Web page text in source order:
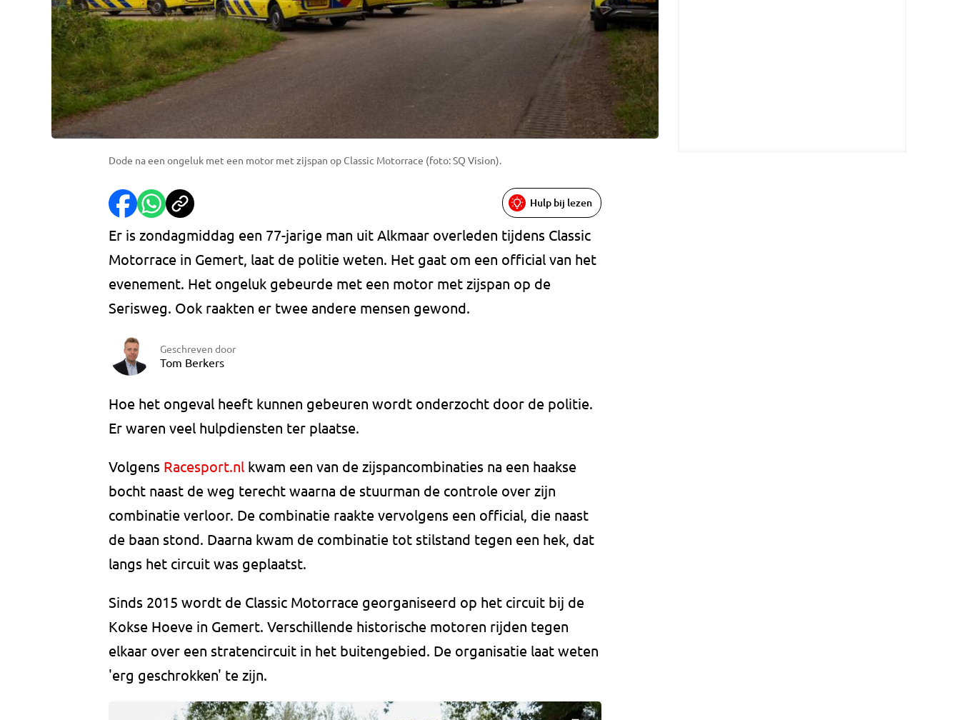
Dode na een ongeluk met een motor met zijspan op Classic Motorrace (foto: SQ Vision).
Hulp bij lezen
Er is zondagmiddag een 77-jarige man uit Alkmaar overleden tijdens Classic
Motorrace in Gemert, laat de politie weten. Het gaat om een official van het
evenement. Het ongeluk gebeurde met een motor met zijspan op de
Serisweg. Ook raakten er twee andere mensen gewond.
Geschreven door
Tom Berkers
Hoe het ongeval heeft kunnen gebeuren wordt onderzocht door de politie.
Er waren veel hulpdiensten ter plaatse.
Volgens Racesport.nl kwam een van de zijspancombinaties na een haakse
bocht naast de weg terecht waarna de stuurman de controle over zijn
combinatie verloor. De combinatie raakte vervolgens een official, die naast
de baan stond. Daarna kwam de combinatie tot stilstand tegen een hek, dat
langs het circuit was geplaatst.
Sinds 2015 wordt de Classic Motorrace georganiseerd op het circuit bij de
Kokse Hoeve in Gemert. Verschillende historische motoren rijden tegen
elkaar over een stratencircuit in het buitengebied. De organisatie laat weten
'erg geschrokken' te zijn.